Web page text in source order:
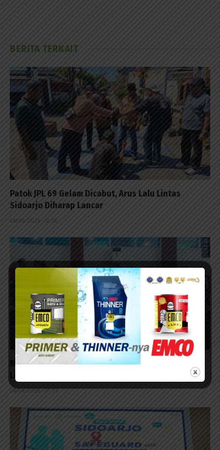
BERITA TERKAIT
Patok JPL 69 Gelam Dicabut, Arus Lalu Lintas
Sidoarjo Diharap Lancar
06/08/2026 - 12:55
Muaythai Naik Kelas, Erick Thohir Puji LaNyalla:
06/08/2026 - 07:23